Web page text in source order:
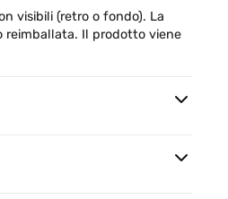
visibili (retro o fondo). La
reimballata. Il prodotto viene